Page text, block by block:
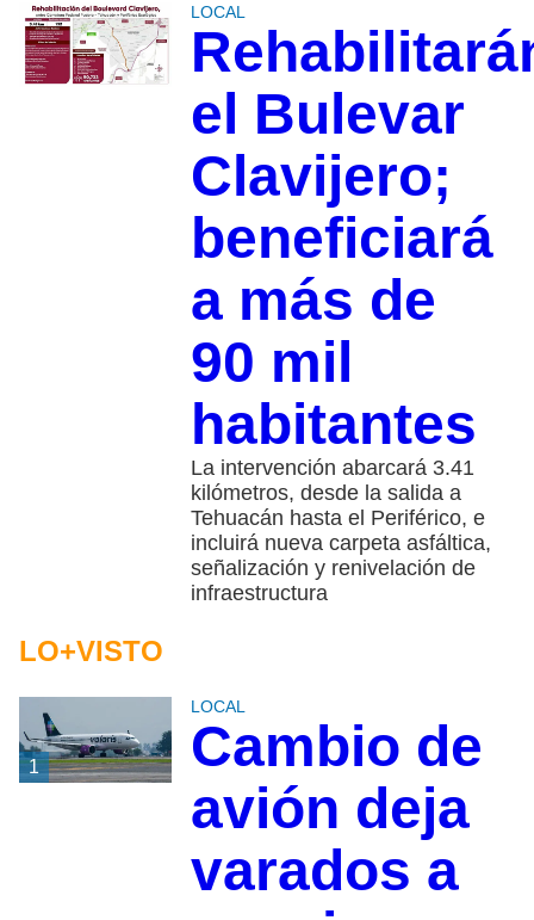
LOCAL
el Bulevar
Clavijero;
beneficiará
a más de
90 mil
habitantes
La intervención abarcará 3.41
kilómetros, desde la salida a
Tehuacán hasta el Periférico, e
incluirá nueva carpeta asfáltica,
señalización y renivelación de
infraestructura
LO+VISTO
1
LOCAL
Cambio de
avión deja
varados a